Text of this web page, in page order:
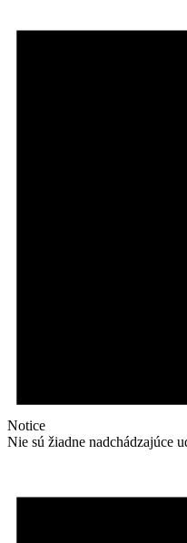
Notice
Nie sú žiadne nadchádzajúce